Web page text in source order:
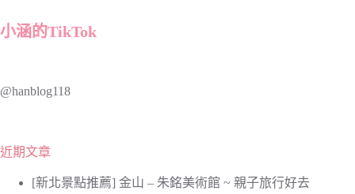
小涵的TikTok
@hanblog118
近期文章
[新北景點推薦] 金山 – 朱銘美術館 ~ 親子旅行好去